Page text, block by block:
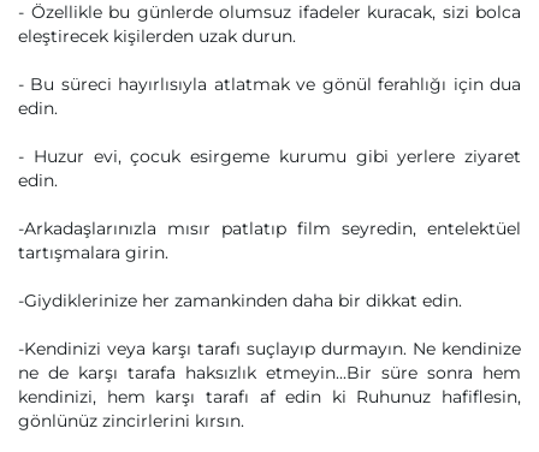
- Özellikle bu günlerde olumsuz ifadeler kuracak, sizi bolca
eleştirecek kişilerden uzak durun.
- Bu süreci hayırlısıyla atlatmak ve gönül ferahlığı için dua
edin.
- Huzur evi, çocuk esirgeme kurumu gibi yerlere ziyaret
edin.
-Arkadaşlarınızla mısır patlatıp film seyredin, entelektüel
tartışmalara girin.
-Giydiklerinize her zamankinden daha bir dikkat edin.
-Kendinizi veya karşı tarafı suçlayıp durmayın. Ne kendinize
ne de karşı tarafa haksızlık etmeyin...Bir süre sonra hem
kendinizi, hem karşı tarafı af edin ki Ruhunuz hafiflesin,
gönlünüz zincirlerini kırsın.